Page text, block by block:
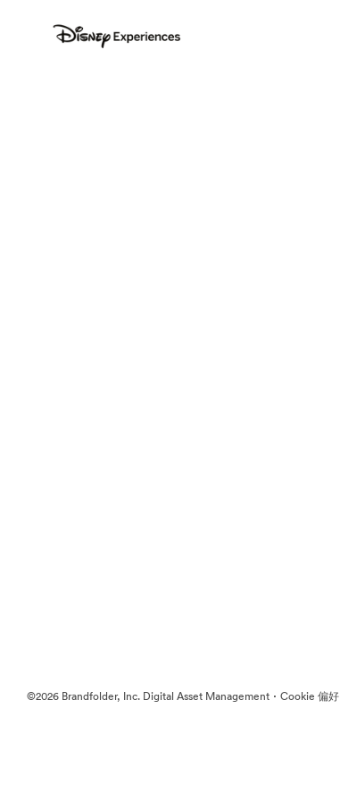
©2026 Brandfolder, Inc. Digital Asset Management · Cookie 偏好